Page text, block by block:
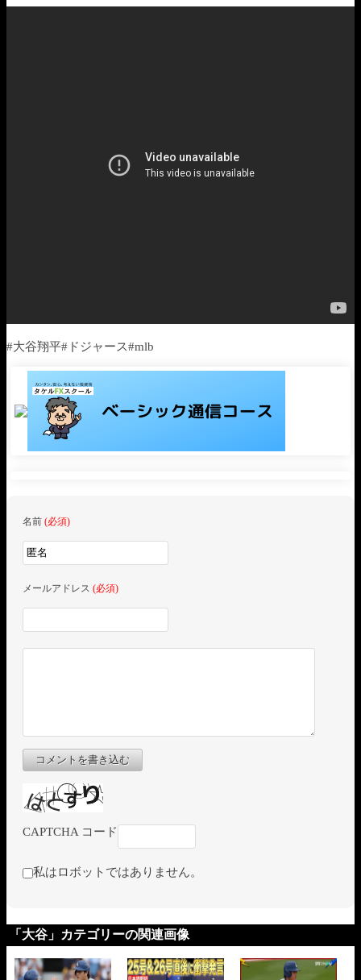
#大谷翔平#ドジャース#mlb
名前 (必須)
メールアドレス (必須)
コメントを書き込む
CAPTCHA コード
私はロボットではありません。
「大谷」カテゴリーの関連画像